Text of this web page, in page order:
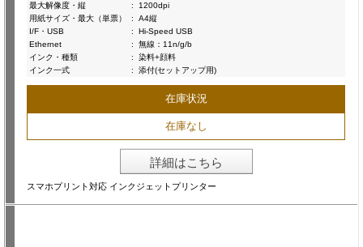
最大解像度・縦
:
1200dpi
用紙サイズ・最大（単票）
:
A4縦
I/F・USB
:
Hi-Speed USB
Ethernet
:
無線：11n/g/b
インク・種類
:
染料+顔料
インク一式
: 添付(セットアップ用)
在庫状況
在庫なし
詳細はこちら
スマホプリント対応 インクジェットプリンター